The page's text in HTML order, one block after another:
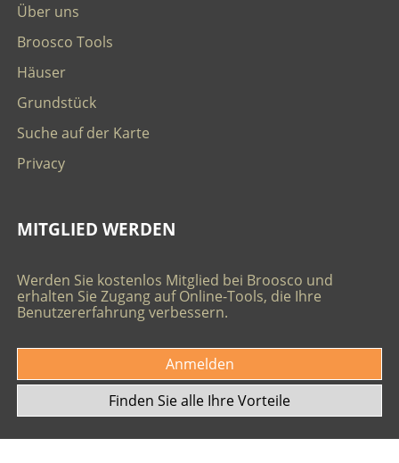
Über uns
Broosco Tools
Häuser
Grundstück
Suche auf der Karte
Privacy
MITGLIED WERDEN
Werden Sie kostenlos Mitglied bei Broosco und
erhalten Sie Zugang auf Online-Tools, die Ihre
Benutzererfahrung verbessern.
Anmelden
Finden Sie alle Ihre Vorteile